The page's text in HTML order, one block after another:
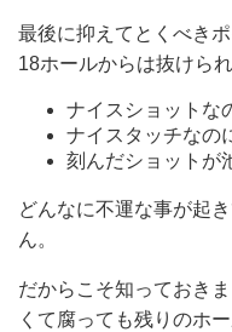
最後に抑えてとくべき
18ホールからは抜けら
ナイスショットな
ナイスタッチなの
刻んだショットが
どんなに不運な事が起
ん。
だからこそ知っておき
くて腐っても残りのホ